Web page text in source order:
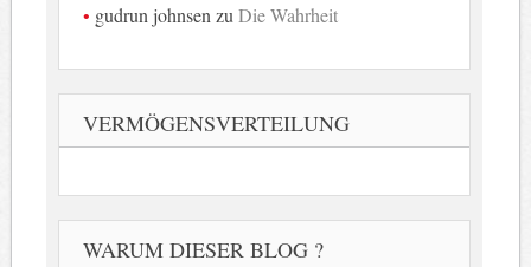
gudrun johnsen zuDie Wahrheit
VERMÖGENSVERTEILUNG
WARUM DIESER BLOG ?